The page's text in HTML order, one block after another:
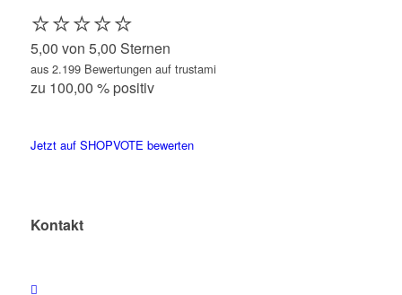
⭐️⭐️⭐️⭐️⭐️
5,00 von 5,00 Sternen
aus 2.199 Bewertungen auf trustami
zu 100,00 % positiv
Jetzt auf SHOPVOTE bewerten
Kontakt